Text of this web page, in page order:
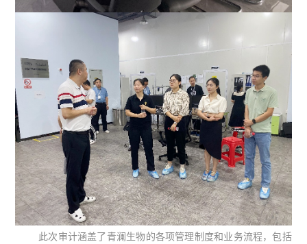
此次审计涵盖了青澜生物的各项管理制度和业务流程，包括